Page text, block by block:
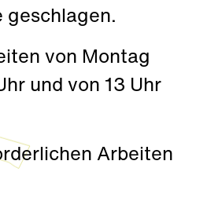
geschlagen.
von Montag
und von 13 Uhr
Arbeiten